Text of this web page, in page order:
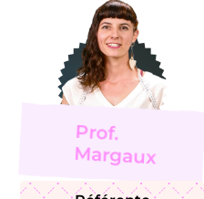
Prof.
Margaux